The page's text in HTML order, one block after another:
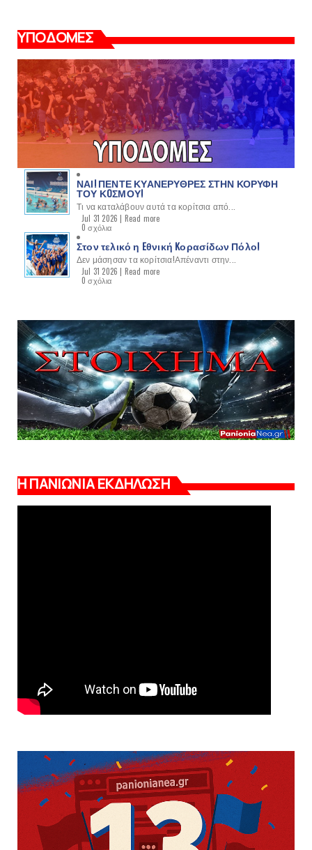
ΥΠΟΔΟΜΕΣ
ΝΑΙ! ΠΕΝΤΕ ΚΥΑΝΕΡΥΘΡΕΣ ΣΤΗΝ ΚΟΡΥΦΗ
ΤΟΥ ΚOΣΜΟΥ!
Τι να καταλάβουν αυτά τα κορίτσια από...
Jul 31 2026 | Read more
0 σχόλια
Στον τελικό η Eθνική Kορασίδων Πόλο!
Δεν μάσησαν τα κορίτσια!Απέναντι στην...
Jul 31 2026 | Read more
0 σχόλια
Η ΠΑΝΙΩΝΙΑ ΕΚΔΗΛΩΣΗ